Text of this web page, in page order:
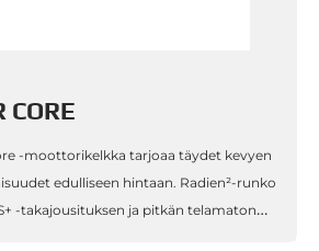
CORE
-moottorikelkka tarjoaa täydet kevyen
edulliseen hintaan. Radien²-runko
-takajousituksen ja pitkän telamaton